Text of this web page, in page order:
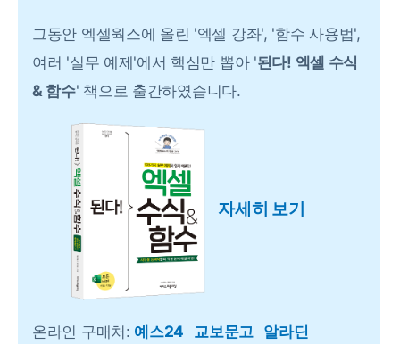
그동안 엑셀웍스에 올린 '엑셀 강좌', '함수 사용법',
여러 '실무 예제'에서 핵심만 뽑아 '된다! 엑셀 수식
& 함수' 책으로 출간하였습니다.
자세히 보기
온라인 구매처: 예스24 교보문고 알라딘